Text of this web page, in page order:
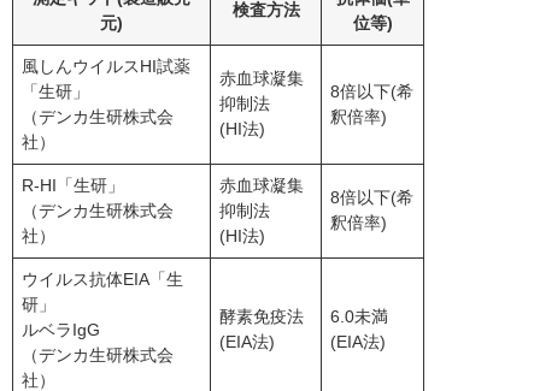
元)
検査方法
位等)
風しんウイルスHI試薬
「生研」
（デンカ生研株式会
社）
赤血球凝集
抑制法
(HI法)
8倍以下(希
釈倍率)
R-HI「生研」
（デンカ生研株式会
社）
赤血球凝集
抑制法
(HI法)
8倍以下(希
釈倍率)
ウイルス抗体EIA「生
研」
ルベラIgG
（デンカ生研株式会
社）
酵素免疫法
(EIA法)
6.0未満
(EIA法)